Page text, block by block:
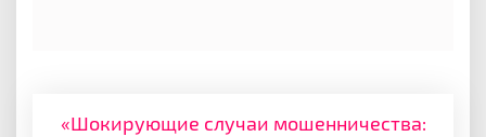
«Шокирующие случаи мошенничества: